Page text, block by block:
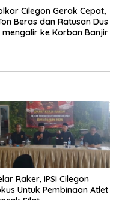
Cilegon Gerak Cepat,
Beras dan Ratusan Dus
mengalir ke Korban Banjir
Raker, IPSI Cilegon
Untuk Pembinaan Atlet